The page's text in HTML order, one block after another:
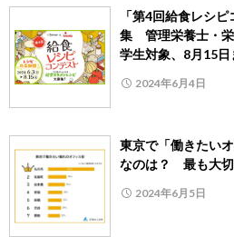
「第4回給食レシ
集 管理栄養士・栄
学生対象、8月15日
2024年6月4日
東京で「働きたい
なのは？ 最も大切
2024年6月5日